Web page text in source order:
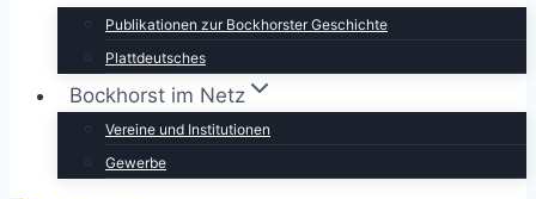
Publikationen zur Bockhorster Geschichte
Plattdeutsches
Bockhorst im Netz
Vereine und Institutionen
Gewerbe